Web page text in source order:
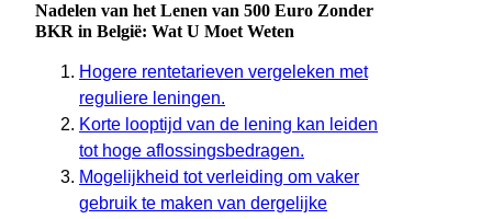
Nadelen van het Lenen van 500 Euro Zonder
BKR in België: Wat U Moet Weten
Hogere rentetarieven vergeleken met
reguliere leningen.
Korte looptijd van de lening kan leiden
tot hoge aflossingsbedragen.
Mogelijkheid tot verleiding om vaker
gebruik te maken van dergelijke